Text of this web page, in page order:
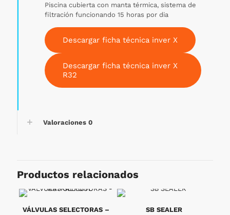
Piscina cubierta con manta térmica, sistema de
filtración funcionando 15 horas por dia
Descargar ficha técnica inver X
Descargar ficha técnica inver X
R32
Valoraciones 0
Productos relacionados
VÁLVULAS SELECTORAS –
SB SEALER